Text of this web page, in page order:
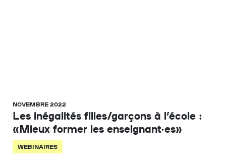
NOVEMBRE 2022
Les inégalités filles/garçons à l’école :
«Mieux former les enseignant·es»
WEBINAIRES